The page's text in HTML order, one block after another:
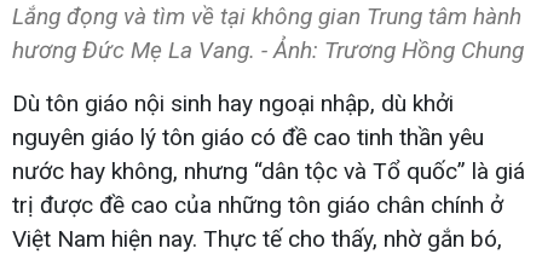
Lắng đọng và tìm về tại không gian Trung tâm hành
hương Đức Mẹ La Vang. - Ảnh: Trương Hồng Chung
Dù tôn giáo nội sinh hay ngoại nhập, dù khởi
nguyên giáo lý tôn giáo có đề cao tinh thần yêu
nước hay không, nhưng “dân tộc và Tổ quốc” là giá
trị được đề cao của những tôn giáo chân chính ở
Việt Nam hiện nay. Thực tế cho thấy, nhờ gắn bó,